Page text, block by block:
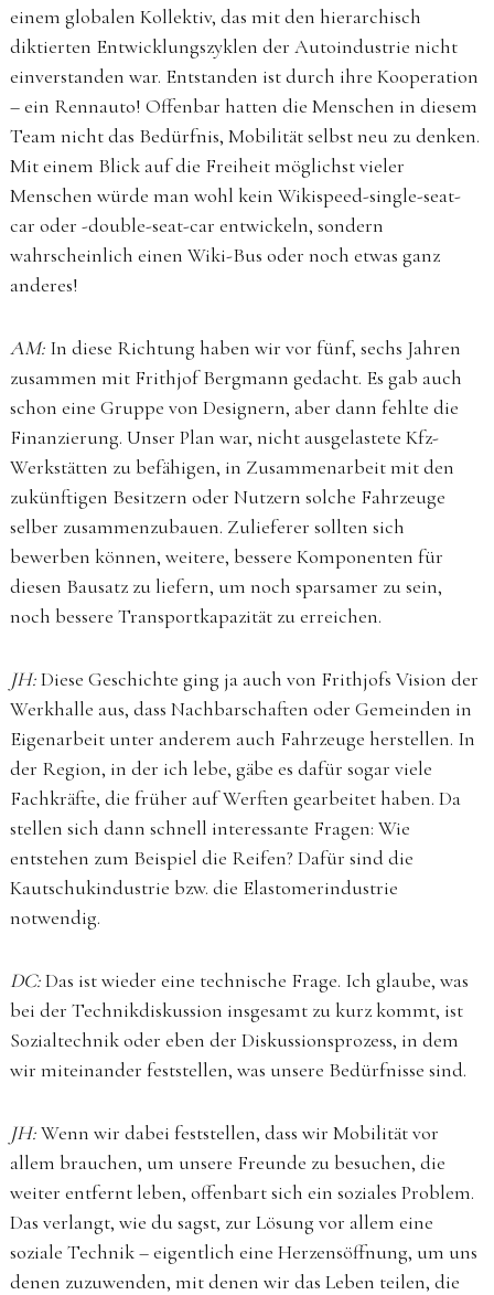
einem globalen Kollektiv, das mit den hierarchisch
diktierten Entwicklungszyklen der Autoindustrie nicht
einverstanden war. Entstanden ist durch ihre Kooperation
– ein Rennauto! Offenbar hatten die Menschen in diesem
Team nicht das Bedürfnis, Mobilität selbst neu zu denken.
Mit einem Blick auf die Freiheit möglichst vieler
Menschen würde man wohl kein Wikispeed-single-seat-
car oder -double-seat-car entwickeln, sondern
wahrscheinlich einen Wiki-Bus oder noch etwas ganz
anderes!
AM:In diese Richtung haben wir vor fünf, sechs Jahren
zusammen mit Frithjof Bergmann gedacht. Es gab auch
schon eine Gruppe von Designern, aber dann fehlte die
Finanzierung. Unser Plan war, nicht ausgelastete Kfz-
Werkstätten zu befähigen, in Zusammenarbeit mit den
zukünftigen Besitzern oder Nutzern solche Fahrzeuge
selber zusammenzubauen. Zulieferer sollten sich
bewerben können, weitere, bessere Komponenten für
diesen Bausatz zu liefern, um noch sparsamer zu sein,
noch bessere Transportkapazität zu erreichen.
JH:Diese Geschichte ging ja auch von Frithjofs Vision der
Werkhalle aus, dass Nachbarschaften oder Gemeinden in
Eigenarbeit unter anderem auch Fahrzeuge herstellen. In
der Region, in der ich lebe, gäbe es dafür sogar viele
Fachkräfte, die früher auf Werften gearbeitet haben. Da
stellen sich dann schnell interessante Fragen: Wie
entstehen zum Beispiel die Reifen? Dafür sind die
Kautschukindustrie bzw. die Elastomerindustrie
notwendig.
DC:Das ist wieder eine technische Frage. Ich glaube, was
bei der Technikdiskussion insgesamt zu kurz kommt, ist
Sozialtechnik oder eben der Diskussionsprozess, in dem
wir miteinander feststellen, was unsere Bedürfnisse sind.
JH:Wenn wir dabei feststellen, dass wir Mobilität vor
allem brauchen, um unsere Freunde zu besuchen, die
weiter entfernt leben, offenbart sich ein soziales Problem.
Das verlangt, wie du sagst, zur Lösung vor allem eine
soziale Technik – eigentlich eine Herzensöffnung, um uns
denen zuzuwenden, mit denen wir das Leben teilen, die